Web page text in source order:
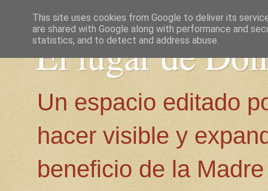
El lugar de
Un espacio editado
hacer visible y
beneficio de la
This site uses cookies from Google to deliver its
are shared with Google along with performance and
statistics, and to detect and address abuse.